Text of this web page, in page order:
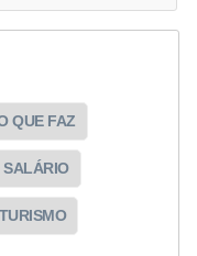
QUE FAZ
SALÁRIO